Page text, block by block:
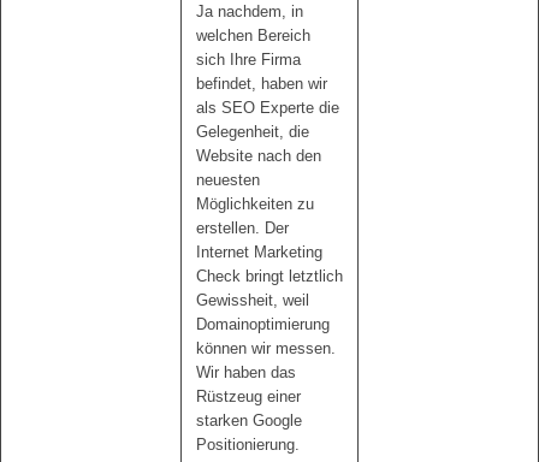
Ja nachdem, in
welchen Bereich
sich Ihre Firma
befindet, haben wir
als SEO Experte die
Gelegenheit, die
Website nach den
neuesten
Möglichkeiten zu
erstellen. Der
Internet Marketing
Check bringt letztlich
Gewissheit, weil
Domainoptimierung
können wir messen.
Wir haben das
Rüstzeug einer
starken Google
Positionierung.